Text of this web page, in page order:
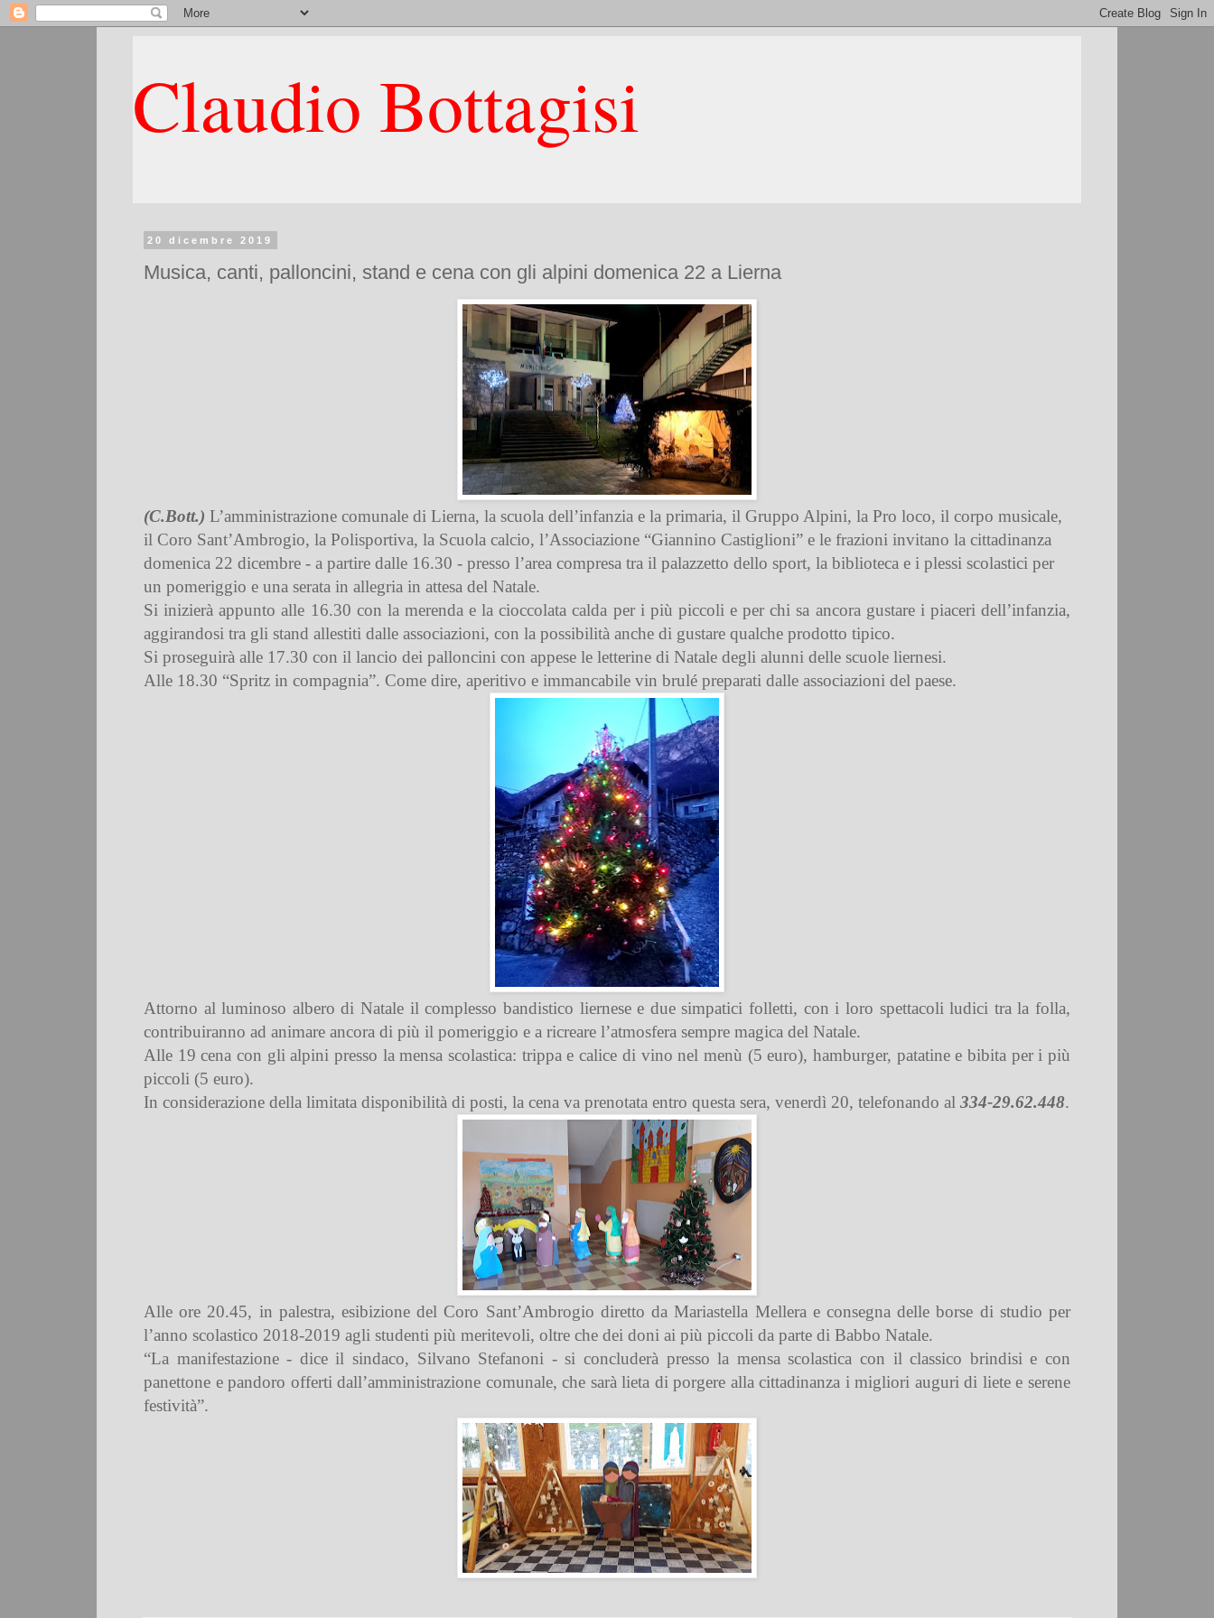
Claudio Bottagisi
20 dicembre 2019
Musica, canti, palloncini, stand e cena con gli alpini domenica 22 a Lierna
(C.Bott.) L’amministrazione comunale di Lierna, la scuola dell’infanzia e la primaria, il Gruppo Alpini, la Pro loco, il corpo musicale,
il Coro Sant’Ambrogio, la Polisportiva, la Scuola calcio, l’Associazione “Giannino Castiglioni” e le frazioni invitano la cittadinanza
domenica 22 dicembre - a partire dalle 16.30 - presso l’area compresa tra il palazzetto dello sport, la biblioteca e i plessi scolastici per
un pomeriggio e una serata in allegria in attesa del Natale.
Si inizierà appunto alle 16.30 con la merenda e la cioccolata calda per i più piccoli e per chi sa ancora gustare i piaceri dell’infanzia,
aggirandosi tra gli stand allestiti dalle associazioni, con la possibilità anche di gustare qualche prodotto tipico.
Si proseguirà alle 17.30 con il lancio dei palloncini con appese le letterine di Natale degli alunni delle scuole liernesi.
Alle 18.30 “Spritz in compagnia”. Come dire, aperitivo e immancabile vin brulé preparati dalle associazioni del paese.
Attorno al luminoso albero di Natale il complesso bandistico liernese e due simpatici folletti, con i loro spettacoli ludici tra la folla,
contribuiranno ad animare ancora di più il pomeriggio e a ricreare l’atmosfera sempre magica del Natale.
Alle 19 cena con gli alpini presso la mensa scolastica: trippa e calice di vino nel menù (5 euro), hamburger, patatine e bibita per i più
piccoli (5 euro).
In considerazione della limitata disponibilità di posti, la cena va prenotata entro questa sera, venerdì 20, telefonando al 334-29.62.448.
Alle ore 20.45, in palestra, esibizione del Coro Sant’Ambrogio diretto da Mariastella Mellera e consegna delle borse di studio per
l’anno scolastico 2018-2019 agli studenti più meritevoli, oltre che dei doni ai più piccoli da parte di Babbo Natale.
“La manifestazione - dice il sindaco, Silvano Stefanoni - si concluderà presso la mensa scolastica con il classico brindisi e con
panettone e pandoro offerti dall’amministrazione comunale, che sarà lieta di porgere alla cittadinanza i migliori auguri di liete e serene
festività”.